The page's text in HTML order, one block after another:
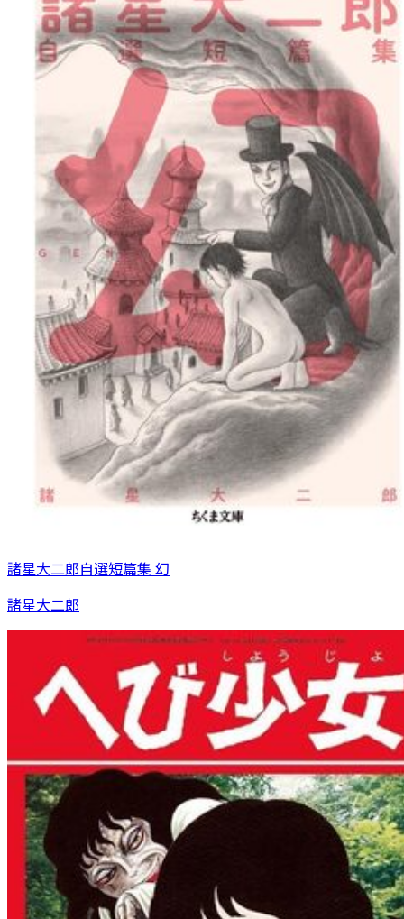
諸星大二郎自選短篇集 幻
諸星大二郎